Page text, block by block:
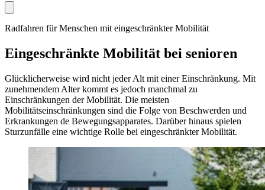
Radfahren für Menschen mit eingeschränkter Mobilität
Eingeschränkte Mobilität bei senioren
Glücklicherweise wird nicht jeder Alt mit einer Einschränkung. Mit
zunehmendem Alter kommt es jedoch manchmal zu
Einschränkungen der Mobilität. Die meisten
Mobilitätseinschränkungen sind die Folge von Beschwerden und
Erkrankungen de Bewegungsapparates. Darüber hinaus spielen
Sturzunfälle eine wichtige Rolle bei eingeschränkter Mobilität.